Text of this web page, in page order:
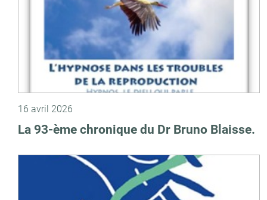
16 avril 2026
La 93-ème chronique du Dr Bruno Blaisse.